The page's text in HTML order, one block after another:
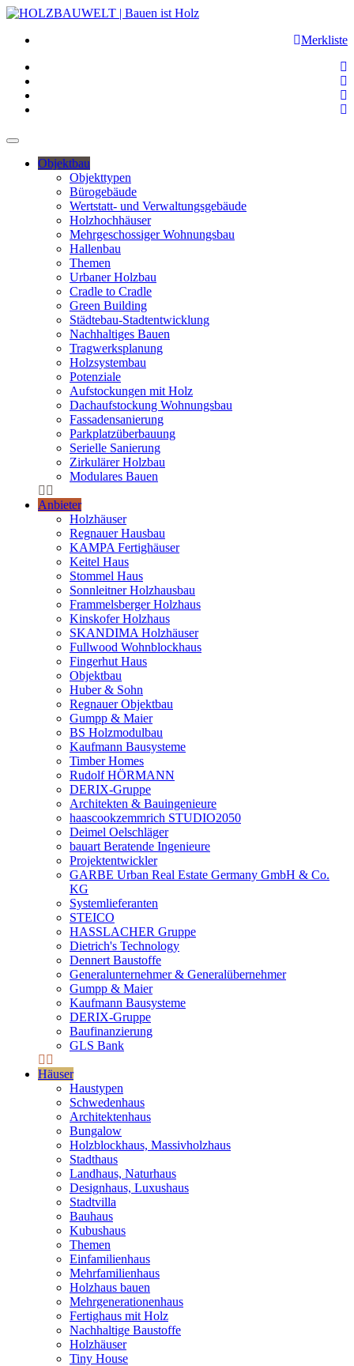
Merkliste
Objektbau
Objekttypen
Bürogebäude
Wertstatt- und Verwaltungsgebäude
Holzhochhäuser
Mehrgeschossiger Wohnungsbau
Hallenbau
Themen
Urbaner Holzbau
Cradle to Cradle
Green Building
Städtebau-Stadtentwicklung
Nachhaltiges Bauen
Tragwerksplanung
Holzsystembau
Potenziale
Aufstockungen mit Holz
Dachaufstockung Wohnungsbau
Fassadensanierung
Parkplatzüberbauung
Serielle Sanierung
Zirkulärer Holzbau
Modulares Bauen
Anbieter
Holzhäuser
Regnauer Hausbau
KAMPA Fertighäuser
Keitel Haus
Stommel Haus
Sonnleitner Holzhausbau
Frammelsberger Holzhaus
Kinskofer Holzhaus
SKANDIMA Holzhäuser
Fullwood Wohnblockhaus
Fingerhut Haus
Objektbau
Huber & Sohn
Regnauer Objektbau
Gumpp & Maier
BS Holzmodulbau
Kaufmann Bausysteme
Timber Homes
Rudolf HÖRMANN
DERIX-Gruppe
Architekten & Bauingenieure
haascookzemmrich STUDIO2050
Deimel Oelschläger
bauart Beratende Ingenieure
Projektentwickler
GARBE Urban Real Estate Germany GmbH & Co.
KG
Systemlieferanten
STEICO
HASSLACHER Gruppe
Dietrich's Technology
Dennert Baustoffe
Generalunternehmer & Generalübernehmer
Gumpp & Maier
Kaufmann Bausysteme
DERIX-Gruppe
Baufinanzierung
GLS Bank
Häuser
Haustypen
Schwedenhaus
Architektenhaus
Bungalow
Holzblockhaus, Massivholzhaus
Stadthaus
Landhaus, Naturhaus
Designhaus, Luxushaus
Stadtvilla
Bauhaus
Kubushaus
Themen
Einfamilienhaus
Mehrfamilienhaus
Holzhaus bauen
Mehrgenerationenhaus
Fertighaus mit Holz
Nachhaltige Baustoffe
Holzhäuser
Tiny House